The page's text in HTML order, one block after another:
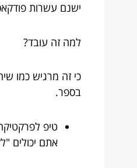
ישנם עשרות
למה זה עובד?
כי זה מרגיש כמו
בספר.
אתם יכולים